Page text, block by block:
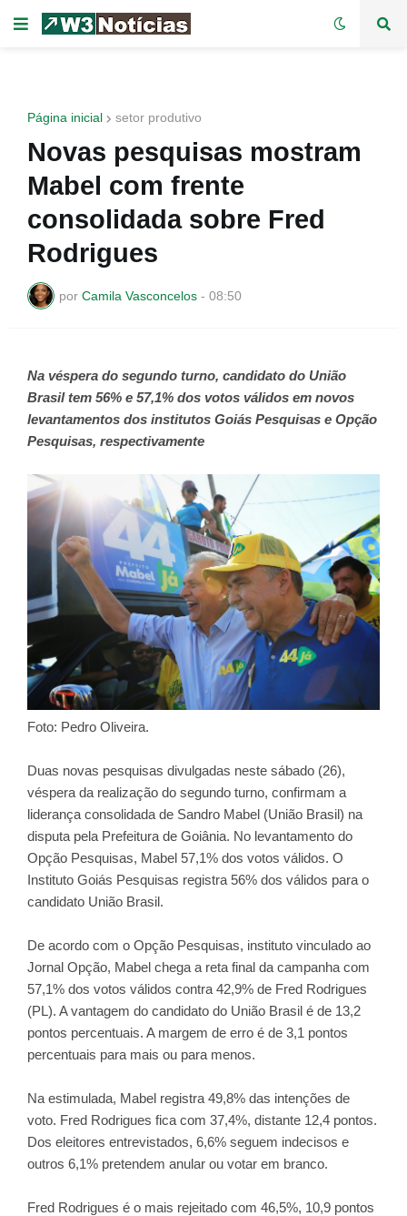
Página inicial setor produtivo
Novas pesquisas mostram
Mabel com frente
consolidada sobre Fred
Rodrigues
por Camila Vasconcelos - 08:50
Na véspera do segundo turno, candidato do União
Brasil tem 56% e 57,1% dos votos válidos em novos
levantamentos dos institutos Goiás Pesquisas e Opção
Pesquisas, respectivamente
Foto: Pedro Oliveira.
Duas novas pesquisas divulgadas neste sábado (26),
véspera da realização do segundo turno, confirmam a
liderança consolidada de Sandro Mabel (União Brasil) na
disputa pela Prefeitura de Goiânia. No levantamento do
Opção Pesquisas, Mabel 57,1% dos votos válidos. O
Instituto Goiás Pesquisas registra 56% dos válidos para o
candidato União Brasil.
De acordo com o Opção Pesquisas, instituto vinculado ao
Jornal Opção, Mabel chega a reta final da campanha com
57,1% dos votos válidos contra 42,9% de Fred Rodrigues
(PL). A vantagem do candidato do União Brasil é de 13,2
pontos percentuais. A margem de erro é de 3,1 pontos
percentuais para mais ou para menos.
Na estimulada, Mabel registra 49,8% das intenções de
voto. Fred Rodrigues fica com 37,4%, distante 12,4 pontos.
Dos eleitores entrevistados, 6,6% seguem indecisos e
outros 6,1% pretendem anular ou votar em branco.
Fred Rodrigues é o mais rejeitado com 46,5%, 10,9 pontos